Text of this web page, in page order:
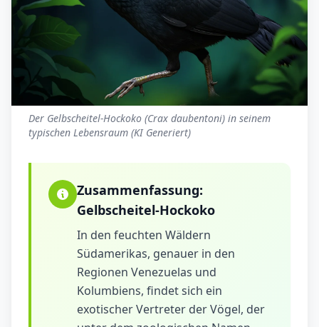
Der Gelbscheitel-Hockoko (Crax daubentoni) in seinem
typischen Lebensraum (KI Generiert)
Zusammenfassung:
Gelbscheitel-Hockoko
In den feuchten Wäldern
Südamerikas, genauer in den
Regionen Venezuelas und
Kolumbiens, findet sich ein
exotischer Vertreter der Vögel, der